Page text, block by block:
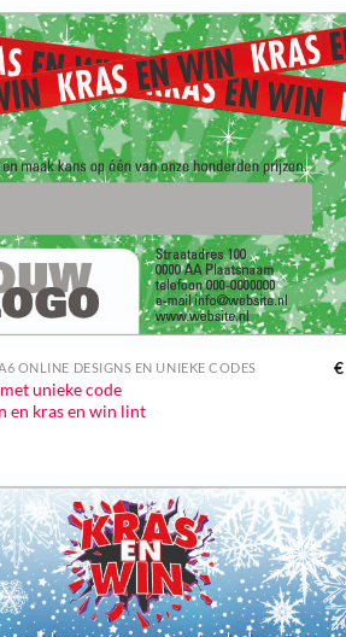
ONLINE DESIGNS EN UNIEKE CODES
unieke code
en kras en win lint
€